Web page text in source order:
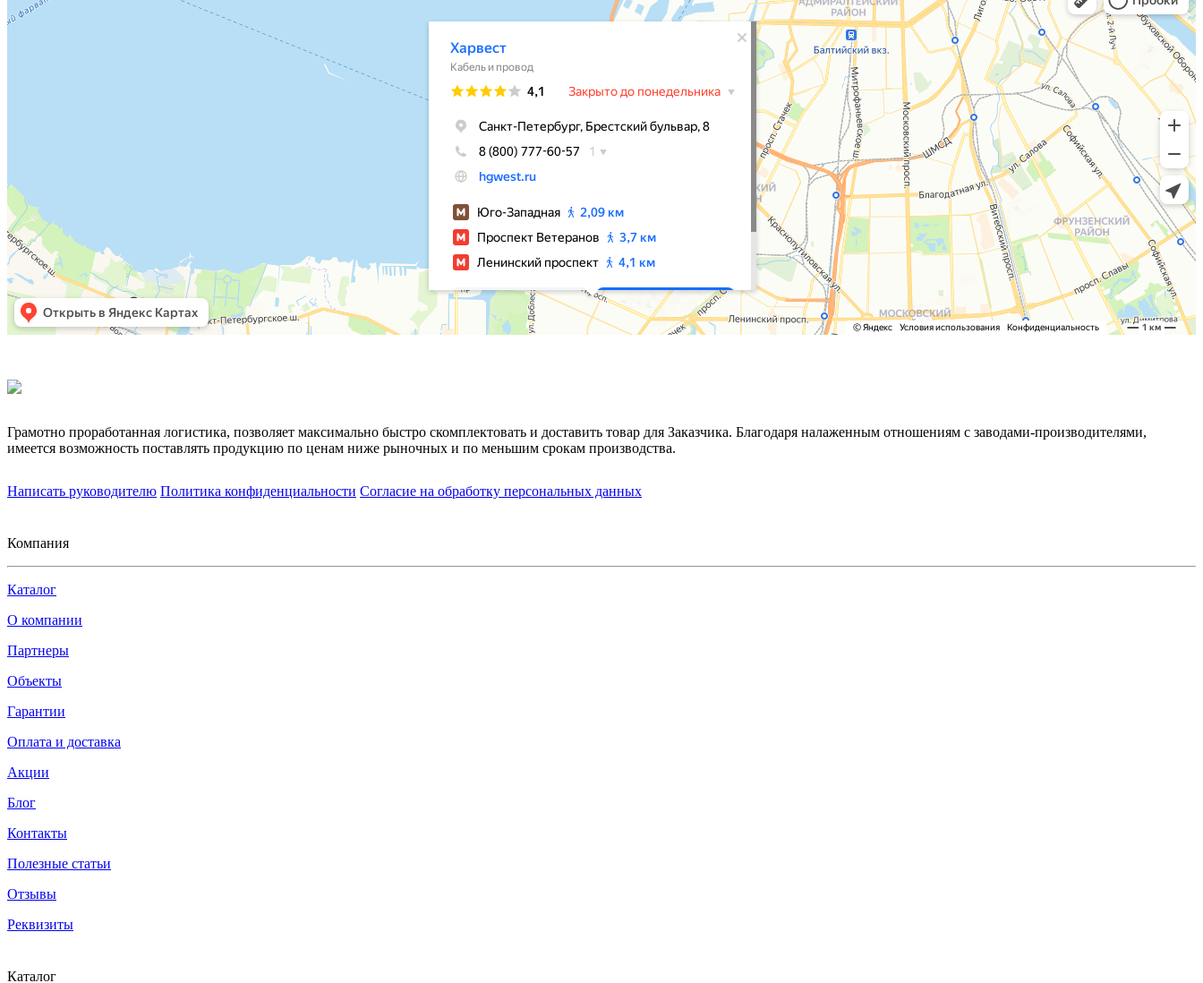
Грамотно проработанная логистика, позволяет максимально быстро скомплектовать и доставить товар для Заказчика. Благодаря налаженным отношениям с заводами-производителями,
имеется возможность поставлять продукцию по ценам ниже рыночных и по меньшим срокам производства.
Написать руководителю Политика конфиденциальности Согласие на обработку персональных данных
Компания
Каталог
О компании
Партнеры
Объекты
Гарантии
Оплата и доставка
Акции
Блог
Контакты
Полезные статьи
Отзывы
Реквизиты
Каталог